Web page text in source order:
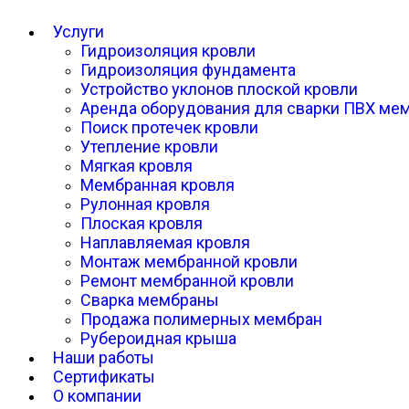
Услуги
Гидроизоляция кровли
Гидроизоляция фундамента
Устройство уклонов плоской кровли
Аренда оборудования для сварки ПВХ
Поиск протечек кровли
Утепление кровли
Мягкая кровля
Мембранная кровля
Рулонная кровля
Плоская кровля
Наплавляемая кровля
Монтаж мембранной кровли
Ремонт мембранной кровли
Сварка мембраны
Продажа полимерных мембран
Рубероидная крыша
Наши работы
Сертификаты
О компании